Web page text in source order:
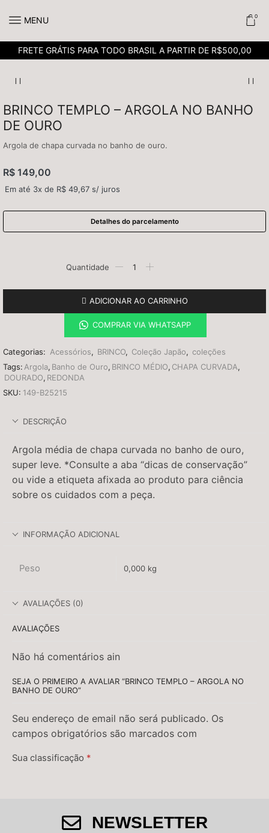
MENU 0
FRETE GRÁTIS PARA TODO BRASIL A PARTIR DE R$500,00
BRINCO TEMPLO – ARGOLA NO BANHO
DE OURO
Argola de chapa curvada no banho de ouro.
R$ 149,00
Em até 3x de R$ 49,67 s/ juros
Detalhes do parcelamento
ADICIONAR AO CARRINHO
COMPRAR VIA WHATSAPP
Categorias: Acessórios, BRINCO, Coleção Japão, coleções
Tags: Argola, Banho de Ouro, BRINCO MÉDIO, CHAPA CURVADA,
DOURADO, REDONDA
SKU: 149-B25215
DESCRIÇÃO
Argola média de chapa curvada no banho de ouro,
super leve. *Consulte a aba “dicas de conservação”
ou vide a etiqueta afixada ao produto para ciência
sobre os cuidados com a peça.
INFORMAÇÃO ADICIONAL
Peso 0,000 kg
AVALIAÇÕES (0)
AVALIAÇÕES
Não há comentários ain
SEJA O PRIMEIRO A AVALIAR “BRINCO TEMPLO – ARGOLA NO
BANHO DE OURO”
Seu endereço de email não será publicado. Os
campos obrigatórios são marcados com
Sua classificação *
NEWSLETTER